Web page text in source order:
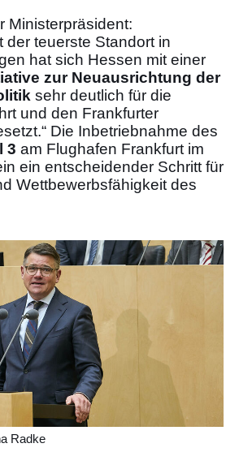
Ministerpräsident:
der teuerste Standort in
hat sich Hessen mit einer
zur Neuausrichtung der
sehr deutlich für die
und den Frankfurter
Die Inbetriebnahme des
3 am Flughafen Frankfurt im
ein entscheidender Schritt für
Wettbewerbsfähigkeit des
Radke